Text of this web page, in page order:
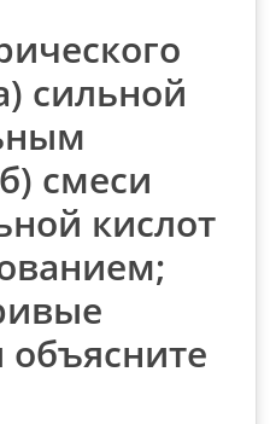
сильной
смеси
кислот
объясните